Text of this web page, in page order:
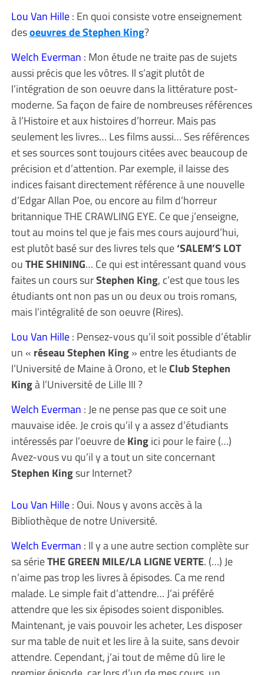
Lou Van Hille: En quoi consiste votre enseignement
desoeuvres de Stephen King?
Welch Everman : Mon étude ne traite pas de sujets
aussi précis que les vôtres. Il s’agit plutôt de
l’intégration de son oeuvre dans la littérature post-
moderne. Sa façon de faire de nombreuses références
à l’Histoire et aux histoires d’horreur. Mais pas
seulement les livres… Les films aussi… Ses références
et ses sources sont toujours citées avec beaucoup de
précision et d’attention. Par exemple, il laisse des
indices faisant directement référence à une nouvelle
d’Edgar Allan Poe, ou encore au film d’horreur
britannique THE CRAWLING EYE. Ce que j’enseigne,
tout au moins tel que je fais mes cours aujourd’hui,
est plutôt basé sur des livres tels que‘SALEM’S LOT
ouTHE SHINING… Ce qui est intéressant quand vous
faites un cours surStephen King, c’est que tous les
étudiants ont non pas un ou deux ou trois romans,
mais l’intégralité de son oeuvre (Rires).
Lou Van Hille: Pensez-vous qu’il soit possible d’établir
un « réseau Stephen King» entre les étudiants de
l’Université de Maine à Orono, et leClub Stephen
Kingà l’Université de Lille III ?
Welch Everman : Je ne pense pas que ce soit une
mauvaise idée. Je crois qu’il y a assez d’étudiants
intéressés par l’oeuvre deKingici pour le faire (…)
Avez-vous vu qu’il y a tout un site concernant
Stephen Kingsur Internet?
Lou Van Hille: Oui. Nous y avons accès à la
Bibliothèque de notre Université.
Welch Everman : Il y a une autre section complète sur
sa sérieTHE GREEN MILE/LA LIGNE VERTE. (…) Je
n’aime pas trop les livres à épisodes. Ca me rend
malade. Le simple fait d’attendre… J’ai préféré
attendre que les six épisodes soient disponibles.
Maintenant, je vais pouvoir les acheter, Les disposer
sur ma table de nuit et les lire à la suite, sans devoir
attendre. Cependant, j’ai tout de même dû lire le